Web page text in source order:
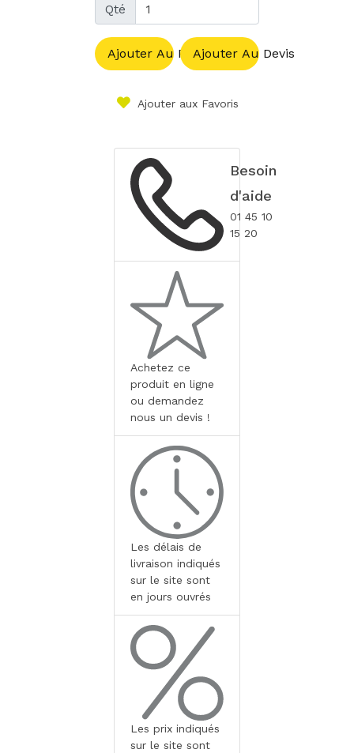
Qté
Ajouter Au PanierAjouter Au Devis
Ajouter aux Favoris
Besoin
d'aide
01 45 10
15 20
Achetez ce
produit en ligne
ou demandez
nous un devis !
Les délais de
livraison indiqués
sur le site sont
en jours ouvrés
Les prix indiqués
sur le site sont